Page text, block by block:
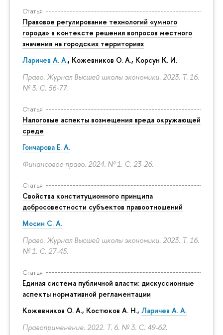
Статья
Правовое регулирование технологий «умного
города» в контексте решения вопросов местного
значения на городских территориях
Ларичев А. А., Кожевников О. А., Корсун К. И.
Право. Журнал Высшей школы экономики. 2023. Т. 16.
№ 3. С. 56-77.
Статья
Налоговые аспекты возмещения вреда окружающей
среде
Гончарова Е. А.
Финансовое право. 2024. № 1. С. 23-26.
Статья
Свойства конституционного принципа
добросовестности субъектов правоотношений
Мосин С. А.
Право. Журнал Высшей школы экономики. 2023. Т. 16.
№ 1. С. 27-45.
Статья
Единая система публичной власти: дискуссионные
аспекты нормативной регламентации
Кожевников О. А., Костюков А. Н., Ларичев А. А.
Правоприменение. 2022. Т. 6. № 3. С. 49-62.